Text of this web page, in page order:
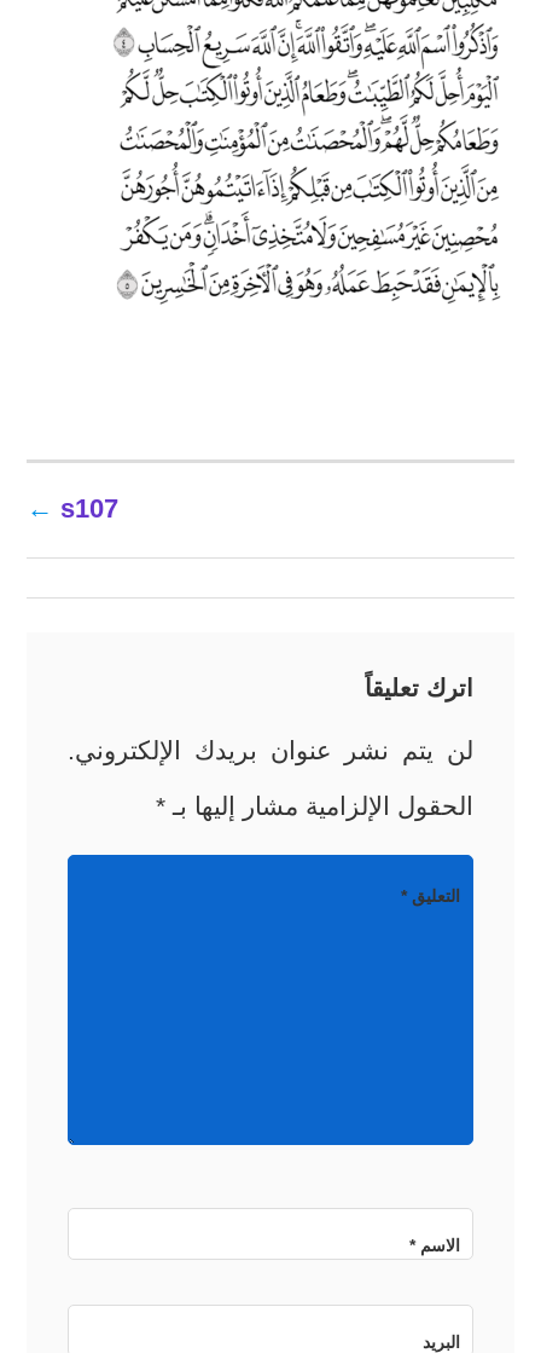
المقالات
s107
اترك تعليقاً
لن يتم نشر عنوان بريدك الإلكتروني.
الحقول الإلزامية مشار إليها بـ *
التعليق*
الاسم*
البريد